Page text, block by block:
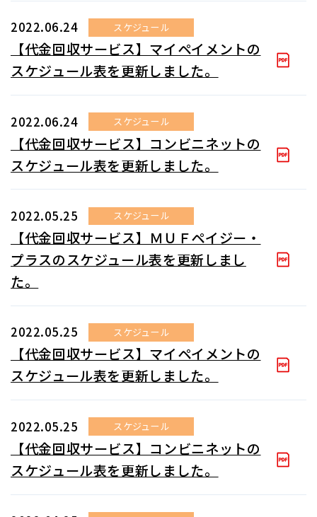
2022.06.24 スケジュール
【代金回収サービス】マイペイメントの
スケジュール表を更新しました。
2022.06.24 スケジュール
【代金回収サービス】コンビニネットの
スケジュール表を更新しました。
2022.05.25 スケジュール
【代金回収サービス】ＭＵＦペイジー・
プラスのスケジュール表を更新しまし
た。
2022.05.25 スケジュール
【代金回収サービス】マイペイメントの
スケジュール表を更新しました。
2022.05.25 スケジュール
【代金回収サービス】コンビニネットの
スケジュール表を更新しました。